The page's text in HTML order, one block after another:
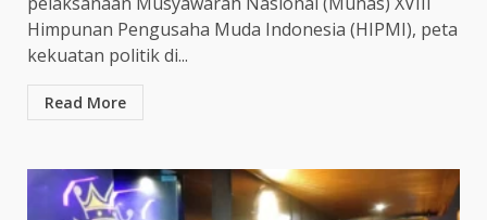
Himpunan Pengusaha Muda Indonesia (HIPMI), peta
kekuatan politik di...
Read More